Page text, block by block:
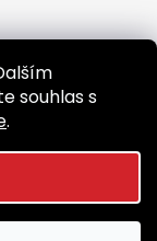
souhlas s
.